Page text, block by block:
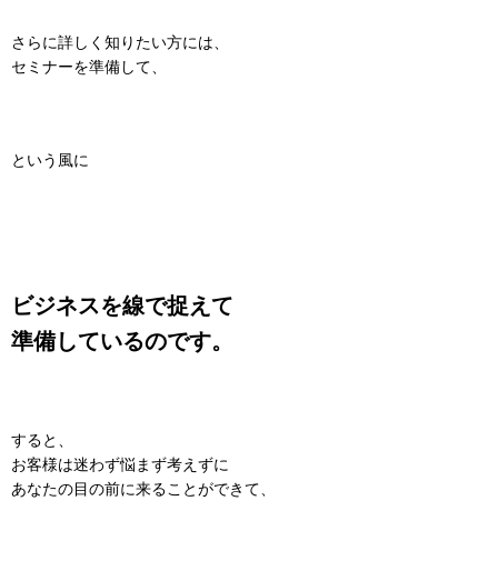
さらに詳しく知りたい方には、
セミナーを準備して、
という風に
ビジネスを線で捉えて
準備しているのです。
すると、
お客様は迷わず悩まず考えずに
あなたの目の前に来ることができて、